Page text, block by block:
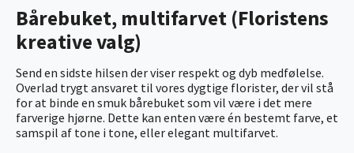
Bårebuket, multifarvet (Floristens
kreative valg)
Send en sidste hilsen der viser respekt og dyb medfølelse.
Overlad trygt ansvaret til vores dygtige florister, der vil stå
for at binde en smuk bårebuket som vil være i det mere
farverige hjørne. Dette kan enten være én bestemt farve, et
samspil af tone i tone, eller elegant multifarvet.